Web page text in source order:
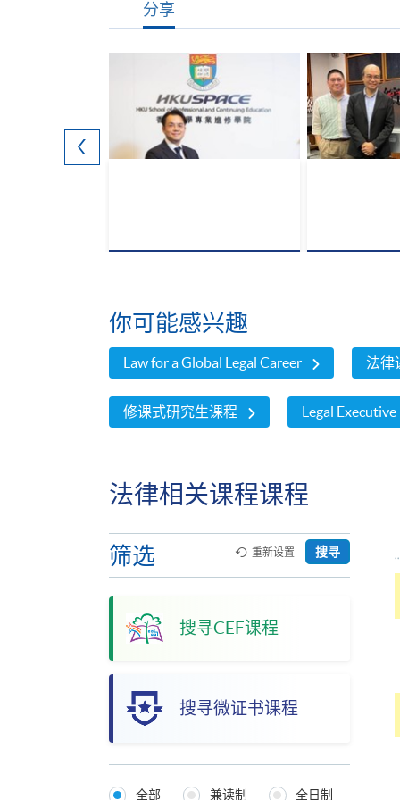
分享
你可能感兴趣
Law for a Global Legal Career 法律
修课式研究生课程 Legal
法律相关课程课程
筛选
搜寻CEF课程
搜寻微证书课程
重新设置 搜寻
全部 兼读制 全日制